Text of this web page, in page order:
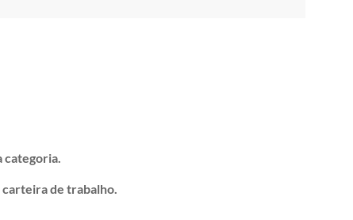
categoria.
de trabalho.